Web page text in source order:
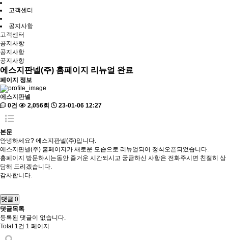
고객센터
공지사항
고객센터
공지사항
공지사항
공지사항
에스지판넬(주) 홈페이지 리뉴얼 완료
페이지 정보
에스지판넬
0건
2,056회 23-01-06 12:27
본문
안녕하세요? 에스지판넬(주)입니다.
에스지판넬(주) 홈페이지가 새로운 모습으로 리뉴얼되어 정식오픈되었습니다.
홈페이지 방문하시는동안 즐거운 시간되시고 궁금하신 사항은 전화주시면 친절히 상
담해 드리겠습니다.
감사합니다.
댓글 0
댓글목록
등록된 댓글이 없습니다.
Total 1건 1 페이지